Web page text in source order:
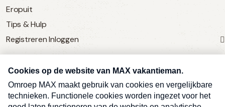
Eropuit
Tips & Hulp
Registreren Inloggen
SERVICE
Over Omroep MAX
MAX Vandaag